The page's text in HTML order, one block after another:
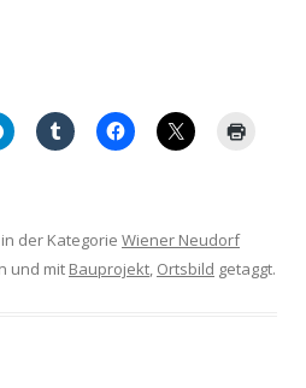
der Kategorie Wiener Neudorf
und mit Bauprojekt, Ortsbild getaggt.